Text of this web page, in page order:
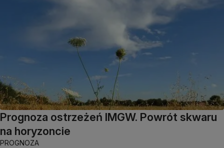
Prognoza ostrzeżeń IMGW. Powrót skwaru
na horyzoncie
PROGNOZA